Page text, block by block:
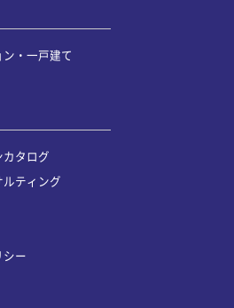
・一戸建て
タログ
ティング
ー